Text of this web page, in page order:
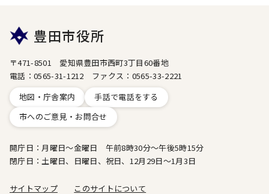
豊田市役所
〒471-8501 愛知県豊田市西町3丁目60番地
電話：0565-31-1212 ファクス：0565-33-2221
地図・庁舎案内
手話で電話をする
市へのご意見・お問合せ
開庁日：月曜日～金曜日 午前8時30分～午後5時15分
閉庁日：土曜日、日曜日、祝日、12月29日～1月3日
サイトマップ このサイトについて